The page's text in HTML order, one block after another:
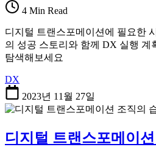
4 Min Read
디지털 트랜스포메이션에 필요한
의 성공 스토리와 함께 DX 실행 계
탐색해보세요
DX
2023년 11월 27일
디지털 트랜스포메이